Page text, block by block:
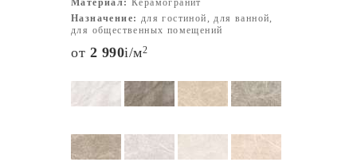
Материал: Керамогранит
Назначение: для гостиной, для ванной,
для общественных помещений
от 2 990i/м2